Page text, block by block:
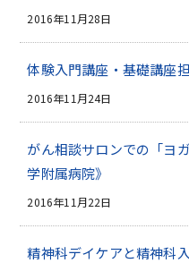
2016年11月28日
体験入門講座・基礎講座
2016年11月24日
がん相談サロンでの「ヨ
学附属病院》
2016年11月22日
精神科デイケアと精神科